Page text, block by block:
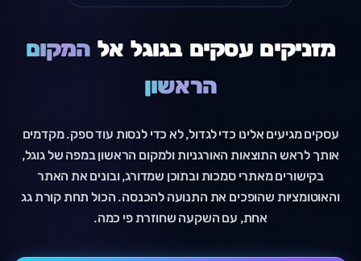
מזניקים עסקים בגוגל אל המקום
הראשון
עסקים מגיעים אלינו כדי לגדול, לא כדי לנסות עוד ספק. מקדמים
אותך לראש התוצאות האורגניות ולמקום הראשון במפה של גוגל,
בקישורים מאתרי סמכות ובתוכן שמדורג, ובונים את האתר
והאוטומציות שהופכים את התנועה להכנסה. הכול תחת קורת גג
אחת, עם השקעה שחוזרת פי כמה.